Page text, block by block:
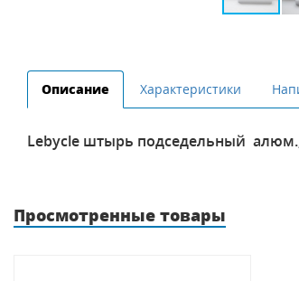
Описание Характеристики
Lebycle штырь подседельный
Просмотренные товары